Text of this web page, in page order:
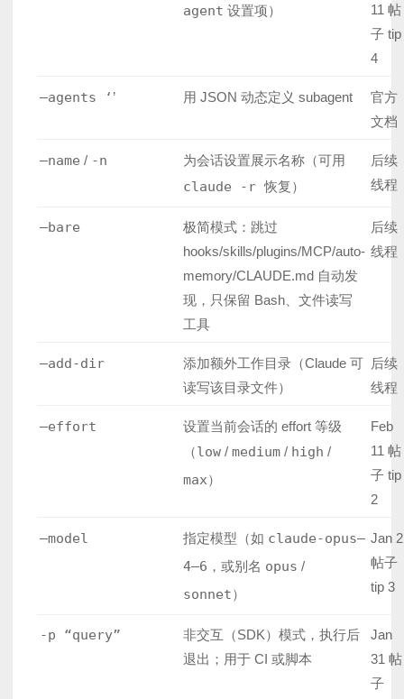
agent 设置项）
11 帖
子 tip
4
–agents ‘ ’ 用 JSON 动态定义 subagent
官方
文档
–name / -n 为会话设置展示名称（可用
claude -r恢复）
后续
线程
–bare
极简模式：跳过
hooks/skills/plugins/MCP/auto-
memory/CLAUDE.md 自动发
现，只保留 Bash、文件读写
工具
后续
线程
–add-dir
添加额外工作目录（Claude 可
读写该目录文件）
后续
线程
–effort
设置当前会话的 effort 等级
（low / medium / high /
max）
Feb
11 帖
子 tip
2
–model 指定模型（如 claude-opus–
4–6 ，或别名 opus /
sonnet）
Jan 2
帖子
tip 3
-p “query”
非交互（SDK）模式，执行后
退出；用于 CI 或脚本
Jan
31 帖
子